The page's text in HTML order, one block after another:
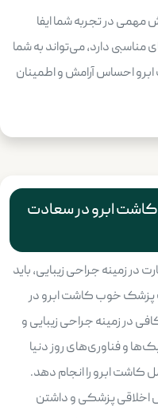
در تجربه شما ایفا
دارد، می‌تواند به شما
احساس آرامش و اطمینان
ابرو در سعادت
زمینه جراحی زیبایی، باید
پزشک خوب کاشت ابرو در
در زمینه جراحی زیبایی و
و فناوری‌های روز دنیا
کاشت ابرو را انجام دهد.
اخلاقی پزشکی و داشتن